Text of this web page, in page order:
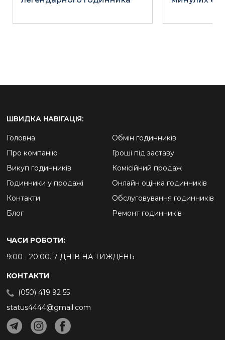
ШВИДКА НАВІГАЦІЯ:
Головна
Про компанію
Викуп годинників
Годинники у продажі
Контакти
Блог
Обмін годинників
Гроші під заставу
Комісійний продаж
Онлайн оцінка годинників
Обслуговування годинників
Ремонт годинників
ЧАСИ РОБОТИ:
9:00 - 20:00. 7 ДНІВ НА ТИЖДЕНЬ
КОНТАКТИ
(050) 419 92 55
status4444@gmail.com